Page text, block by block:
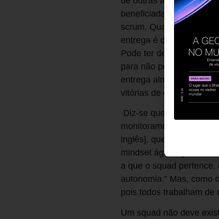
beneficiada pelo
scrum. Qualquer
entrega é decidida ao
Pode ter de quatro a
para não perder
entrega almejada é
vitórias de curto prazo.
Diz-se que um squad
monitoramento.
inglês], que ajuda a
mindset ágil,
a que o squad
autonomia.” Mas, como
pois todos trabalham de
Um squad não deve